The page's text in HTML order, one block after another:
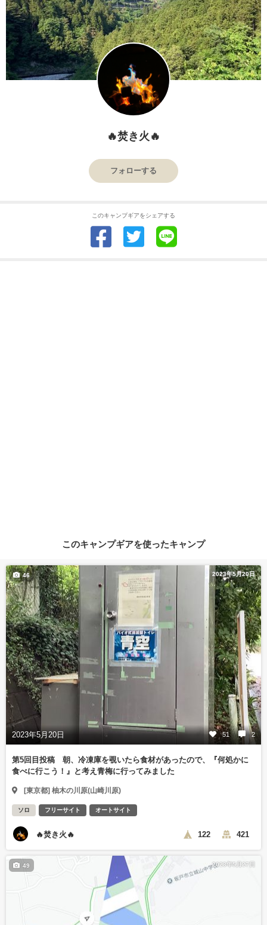
🔥焚き火🔥
フォローする
このキャンプギアをシェアする
このキャンプギアを使ったキャンプ
2023年5月20日
2023年5月20日 51 2
46
第5回目投稿 朝、冷凍庫を覗いたら食材があったので、『何処かに
食べに行こう！』と考え青梅に行ってみました
[東京都] 柚木の川原(山崎川原)
ソロ フリーサイト オートサイト
🔥焚き火🔥 122 421
2023年5月27日
49